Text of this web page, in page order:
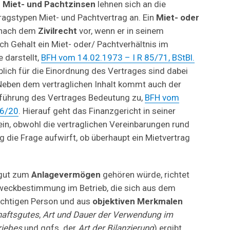
Miet- und Pachtzinsen lehnen sich an die
Miet- und Pachtvertrag an. Ein Miet- oder
dem Zivilrecht vor, wenn er in seinem
Gehalt ein Miet- oder/ Pachtverhältnis im
darstellt, BFH vom 14.02.1973 – I R 85/71, BStBl.
für die Einordnung des Vertrages sind dabei
dem vertraglichen Inhalt kommt auch der
des Vertrages Bedeutung zu, BFH vom
20. Hierauf geht das Finanzgericht in seiner
obwohl die vertraglichen Vereinbarungen rund
die Frage aufwirft, ob überhaupt ein Mietvertrag
zum Anlagevermögen gehören würde, richtet
im Betrieb, die sich aus dem
Person und aus objektiven Merkmalen
, Art und Dauer der Verwendung im
und ggfs. der Art der Bilanzierung) ergibt.